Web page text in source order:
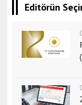
Editörün